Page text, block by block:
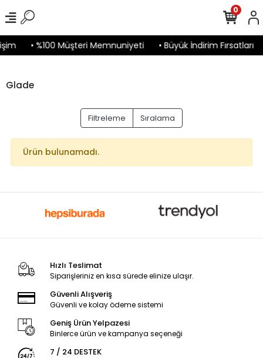
• %100 Müşteri Memnuniyeti • Büyük İndirim Fırsatları
0
Glade
Filtreleme Sıralama
Ürün bulunamadı.
Hızlı Teslimat
Siparişleriniz en kısa sürede elinize ulaşır.
Güvenli Alışveriş
Güvenli ve kolay ödeme sistemi
Geniş Ürün Yelpazesi
Binlerce ürün ve kampanya seçeneği
7 / 24 DESTEK